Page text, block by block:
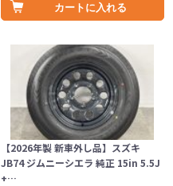
カートに入れる
【2026年製 新車外し品】スズキ
JB74 ジムニーシエラ 純正 15in 5.5J
+…